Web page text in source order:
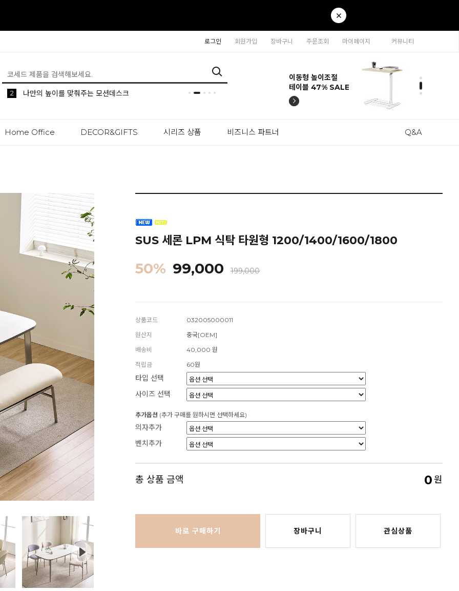
로그인 회원가입 장바구니 주문조회 마이페이지 커뮤니티
5 생활 속 편리한 이동식 사이드 테이블 시리즈
1 공간분리 인테리어의 시작 파티션
2 나만의 높이를 맞춰주는 모션데스크
티나 인테리어의자
57% SALE
카라 연결형책장
65% SALE
이동형 높이조절
테이블 47% SALE
티나 인테리어의자
57% SALE
카라 연결형책장
65% SALE
Home Office DECOR&GIFTS 시리즈 상품 비즈니스 파트너 Q&A
SUS 세론 LPM 식탁 타원형 1200/1400/1600/1800
50% 99,000 199,000
상품코드
032005000011
원산지
중국[OEM]
배송비
40,000 원
적립금
60원
타입 선택
사이즈 선택
추가옵션 (추가 구매를 원하시면 선택하세요)
의자추가
벤치추가
총 상품 금액 0원
바로 구매하기 장바구니 관심상품